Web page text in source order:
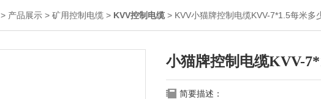
> 产品展示 > 矿用控制电缆 > KVV控制电缆> KVV小猫牌控制电缆KVV-7*1.5每米多
小猫牌控制电缆KVV-
简要描述：